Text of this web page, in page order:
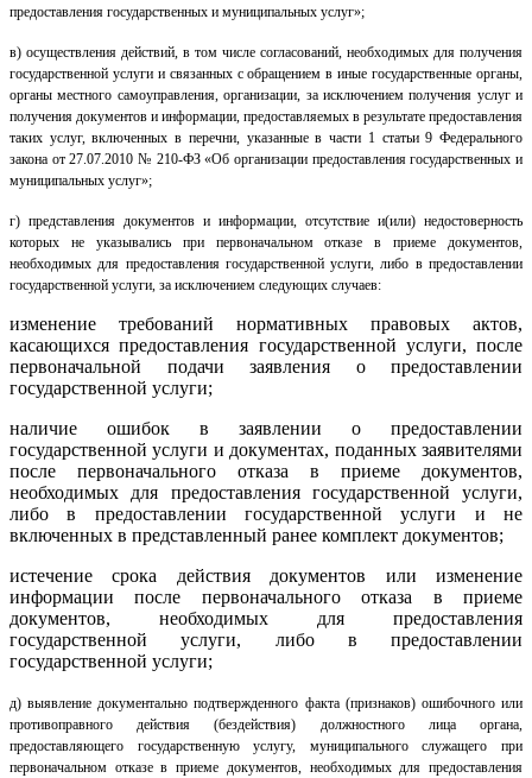
предоставления государственных и муниципальных услуг»;
в) осуществления действий, в том числе согласований, необходимых для получения
государственной услуги и связанных с обращением в иные государственные органы,
органы местного самоуправления, организации, за исключением получения услуг и
получения документов и информации, предоставляемых в результате предоставления
таких услуг, включенных в перечни, указанные в части 1 статьи 9 Федерального
закона от 27.07.2010 № 210-ФЗ «Об организации предоставления государственных и
муниципальных услуг»;
г) представления документов и информации, отсутствие и(или) недостоверность
которых не указывались при первоначальном отказе в приеме документов,
необходимых для предоставления государственной услуги, либо в предоставлении
государственной услуги, за исключением следующих случаев:
изменение требований нормативных правовых актов,
касающихся предоставления государственной услуги, после
первоначальной подачи заявления о предоставлении
государственной услуги;
наличие ошибок в заявлении о предоставлении
государственной услуги и документах, поданных заявителями
после первоначального отказа в приеме документов,
необходимых для предоставления государственной услуги,
либо в предоставлении государственной услуги и не
включенных в представленный ранее комплект документов;
истечение срока действия документов или изменение
информации после первоначального отказа в приеме
документов, необходимых для предоставления
государственной услуги, либо в предоставлении
государственной услуги;
д)выявление документально подтвержденного факта (признаков) ошибочного или
противоправного действия (бездействия) должностного лица органа,
предоставляющего государственную услугу, муниципального служащего при
первоначальном отказе в приеме документов, необходимых для предоставления